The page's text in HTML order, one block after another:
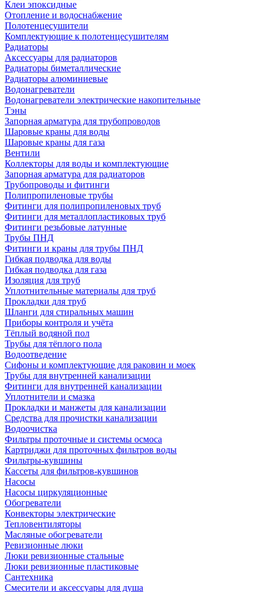
Клеи эпоксидные
Отопление и водоснабжение
Полотенцесушители
Комплектующие к полотенцесушителям
Радиаторы
Аксессуары для радиаторов
Радиаторы биметаллические
Радиаторы алюминиевые
Водонагреватели
Водонагреватели электрические накопительные
Тэны
Запорная арматура для трубопроводов
Шаровые краны для воды
Шаровые краны для газа
Вентили
Коллекторы для воды и комплектующие
Запорная арматура для радиаторов
Трубопроводы и фитинги
Полипропиленовые трубы
Фитинги для полипропиленовых труб
Фитинги для металлопластиковых труб
Фитинги резьбовые латунные
Трубы ПНД
Фитинги и краны для трубы ПНД
Гибкая подводка для воды
Гибкая подводка для газа
Изоляция для труб
Уплотнительные материалы для труб
Прокладки для труб
Шланги для стиральных машин
Приборы контроля и учёта
Тёплый водяной пол
Трубы для тёплого пола
Водоотведение
Сифоны и комплектующие для раковин и моек
Трубы для внутренней канализации
Фитинги для внутренней канализации
Уплотнители и смазка
Прокладки и манжеты для канализации
Средства для прочистки канализации
Водоочистка
Фильтры проточные и системы осмоса
Картриджи для проточных фильтров воды
Фильтры-кувшины
Кассеты для фильтров-кувшинов
Насосы
Насосы циркуляционные
Обогреватели
Конвекторы электрические
Тепловентиляторы
Масляные обогреватели
Ревизионные люки
Люки ревизионные стальные
Люки ревизионные пластиковые
Сантехника
Смесители и аксессуары для душа